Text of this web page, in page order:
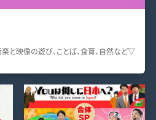
と映像の遊び、ことば、食育、自然など▽